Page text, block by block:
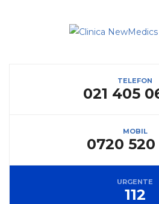
TELEFON
021 405
MOBIL
0720 520
URGENTE
112